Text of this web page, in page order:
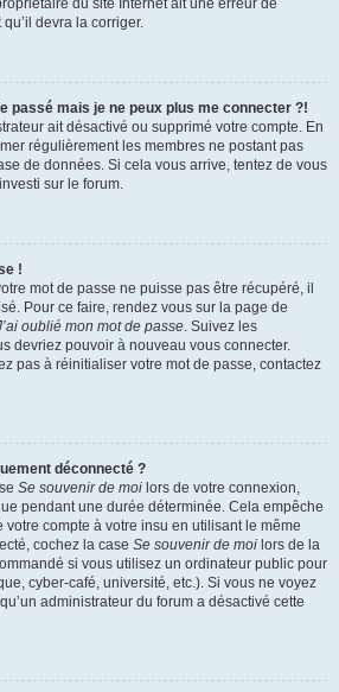
du site Internet ait une erreur de
devra la corriger.
passé mais je ne peux plus me connecter ?!
ait désactivé ou supprimé votre compte. En
régulièrement les membres ne postant pas
de données. Si cela vous arrive, tentez de vous
sur le forum.
!
mot de passe ne puisse pas être récupéré, il
Pour ce faire, rendez vous sur la page de
oublié mon mot de passe. Suivez les
devriez pouvoir à nouveau vous connecter.
pas à réinitialiser votre mot de passe, contactez
déconnecté ?
Se souvenir de moi lors de votre connexion,
pendant une durée déterminée. Cela empêche
votre compte à votre insu en utilisant le même
cochez la case Se souvenir de moi lors de la
si vous utilisez un ordinateur public pour
cyber-café, université, etc.). Si vous ne voyez
administrateur du forum a désactivé cette